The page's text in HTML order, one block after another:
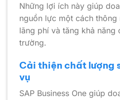
Những lợi ích này giúp
nguồn lực một cách thông
lãng phí và tăng khả năng
trường.
Cải thiện chất lượng
vụ
SAP Business One giúp